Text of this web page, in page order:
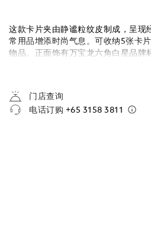
这款卡片夹由静谧粒纹皮制成，呈现
常用品增添时尚气息。可收纳5张卡
物品。正面饰有万宝龙六角白星品牌
门店查询
电话订购 +65 3158 3811